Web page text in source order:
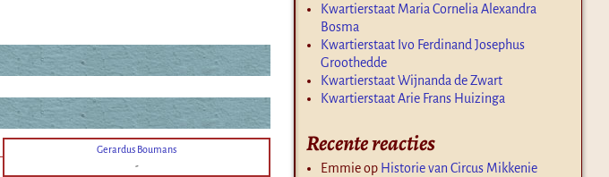
Gerardus Boumans
-
Kwartierstaat Maria Cornelia Alexandra
Bosma
Kwartierstaat Ivo Ferdinand Josephus
Groothedde
Kwartierstaat Wijnanda de Zwart
Kwartierstaat Arie Frans Huizinga
Recente reacties
Emmieop Historie van Circus Mikkenie